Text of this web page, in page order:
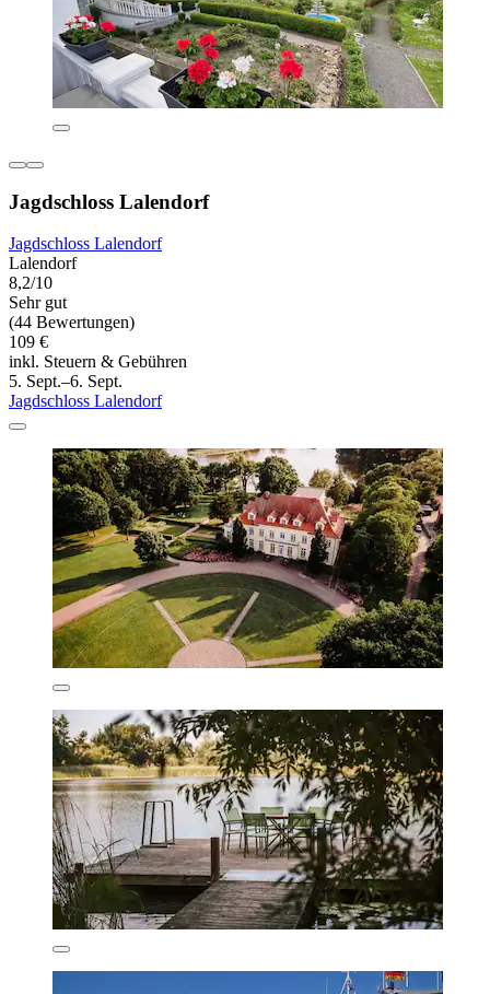
Jagdschloss Lalendorf
Jagdschloss Lalendorf
Lalendorf
8,2/10
Sehr gut
(44 Bewertungen)
109 €
inkl. Steuern & Gebühren
5. Sept.–6. Sept.
Jagdschloss Lalendorf